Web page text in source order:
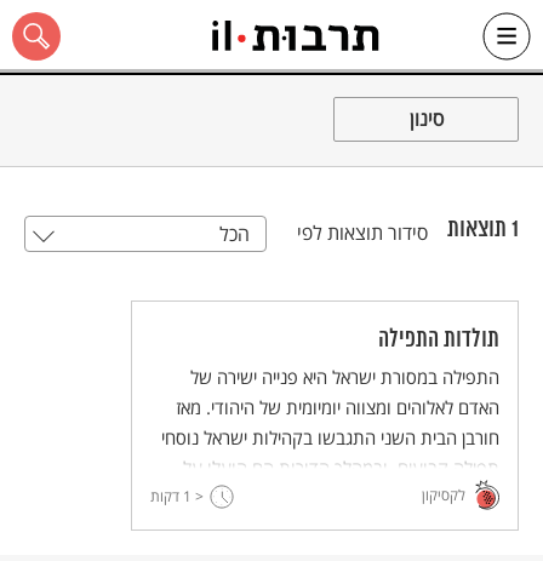
Skip
כל האתר
סינון
1 תוצאות סידור תוצאות לפי הכל
תולדות התפילה
התפילה במסורת ישראל היא פנייה ישירה של
האדם לאלוהים ומצווה יומיומית של היהודי. מאז
חורבן הבית השני התגבשו בקהילות ישראל נוסחי
תפילה קבועים, ובמהלך הדורות הם הועלו על
הכתב בסידורי התפילה וקיבלו את מקומם הקבוע
במהלך היום ובמעגל השנה.
לקסיקון < 1 דקות